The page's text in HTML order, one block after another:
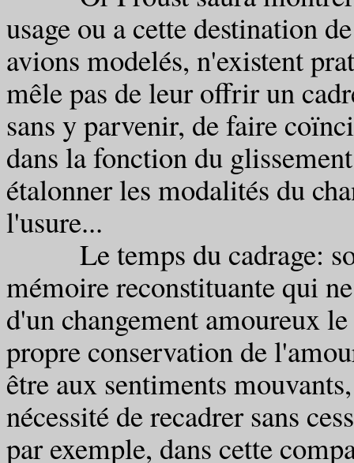
usage ou a cette destination
avions modelés, n'existent
mêle pas de leur offrir un
sans y parvenir, de faire
dans la fonction du
étalonner les modalités du
l'usure...
Le temps du cadrage:
mémoire reconstituante qui
d'un changement amoureux
propre conservation de
être aux sentiments
nécessité de recadrer sans
par exemple, dans cette